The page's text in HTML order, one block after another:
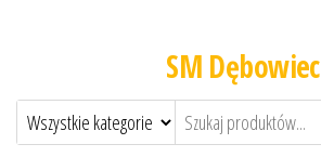
SM Dębowiec